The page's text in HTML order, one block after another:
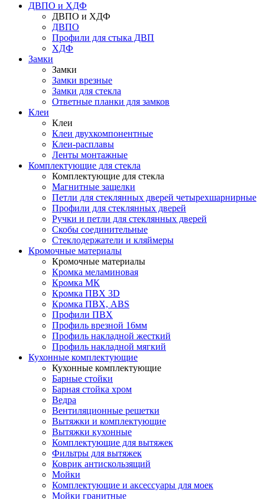
ДВПО и ХДФ
ДВПО и ХДФ
ДВПО
Профили для стыка ДВП
ХДФ
Замки
Замки
Замки врезные
Замки для стекла
Ответные планки для замков
Клеи
Клеи
Клеи двухкомпонентные
Клеи-расплавы
Ленты монтажные
Комплектующие для стекла
Комплектующие для стекла
Магнитные защелки
Петли для стеклянных дверей четырехшарнирные
Профили для стеклянных дверей
Ручки и петли для стеклянных дверей
Скобы соединительные
Стеклодержатели и кляймеры
Кромочные материалы
Кромочные материалы
Кромка меламиновая
Кромка МК
Кромка ПВХ 3D
Кромка ПВХ, ABS
Профили ПВХ
Профиль врезной 16мм
Профиль накладной жесткий
Профиль накладной мягкий
Кухонные комплектующие
Кухонные комплектующие
Барные стойки
Барная стойка хром
Ведра
Вентиляционные решетки
Вытяжки и комплектующие
Вытяжки кухонные
Комплектующие для вытяжек
Фильтры для вытяжек
Коврик антискользящий
Мойки
Комплектующие и аксессуары для моек
Мойки гранитные